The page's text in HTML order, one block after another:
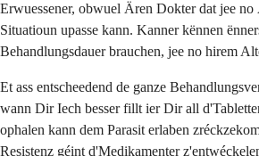
Erwuessener, obwuel Ären Dokter dat jee no
Situatioun upasse kann. Kanner kënnen
Behandlungsdauer brauchen, jee no hirem
Et ass entscheedend de ganze
wann Dir Iech besser fillt ier Dir all
ophalen kann dem Parasit erlaben
Resistenz géint d'Medikamenter